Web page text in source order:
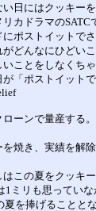
い日にはクッキーを
カドラマのSATC
にポストイットで
がどんなにひどい
いことをしなくち
が「ポストイット
ローンで量産する
を焼き、実績を解
はこの夏をクッキ
1ミリも思ってい
夏を捧げることと